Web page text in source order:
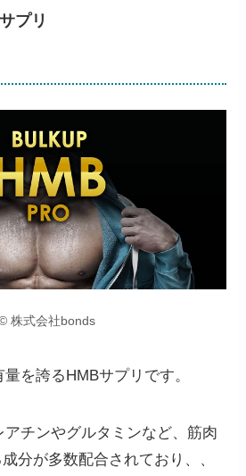
プリ
株式会社bonds
を誇るHMBサプリです。
チンやグルタミンなど、筋肉
分が多数配合されており、 、